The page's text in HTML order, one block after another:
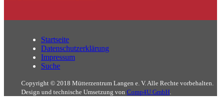
Startseite
Datenschutzerklärung
Impressum
Suche
Copyright © 2018 Mütterzentrum Langen e. V. Alle Rechte vorbehalten.
Design und technische Umsetzung von Comp4U GmbH